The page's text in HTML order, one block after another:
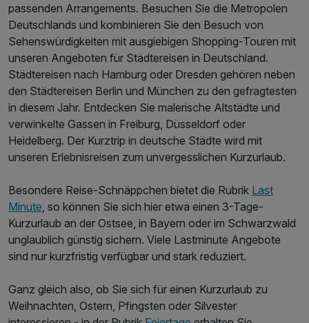
passenden Arrangements. Besuchen Sie die Metropolen
Deutschlands und kombinieren Sie den Besuch von
Sehenswürdigkeiten mit ausgiebigen Shopping-Touren mit
unseren Angeboten für Städtereisen in Deutschland.
Städtereisen nach Hamburg oder Dresden gehören neben
den Städtereisen Berlin und München zu den gefragtesten
in diesem Jahr. Entdecken Sie malerische Altstädte und
verwinkelte Gassen in Freiburg, Düsseldorf oder
Heidelberg. Der Kurztrip in deutsche Städte wird mit
unseren Erlebnisreisen zum unvergesslichen Kurzurlaub.
Besondere Reise-Schnäppchen bietet die Rubrik Last
Minute , so können Sie sich hier etwa einen 3-Tage-
Kurzurlaub an der Ostsee, in Bayern oder im Schwarzwald
unglaublich günstig sichern. Viele Lastminute Angebote
sind nur kurzfristig verfügbar und stark reduziert.
Ganz gleich also, ob Sie sich für einen Kurzurlaub zu
Weihnachten, Ostern, Pfingsten oder Silvester